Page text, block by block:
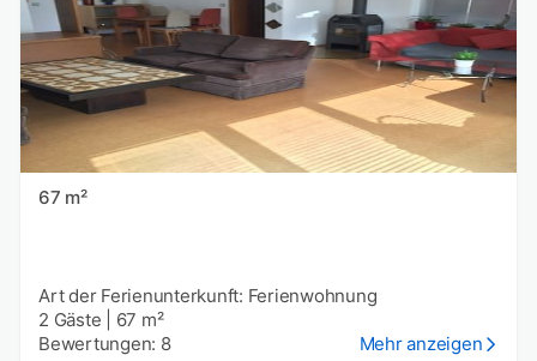
67 m²
Art der Ferienunterkunft: Ferienwohnung
2 Gäste
67 m²
Bewertungen: 8
Mehr anzeigen